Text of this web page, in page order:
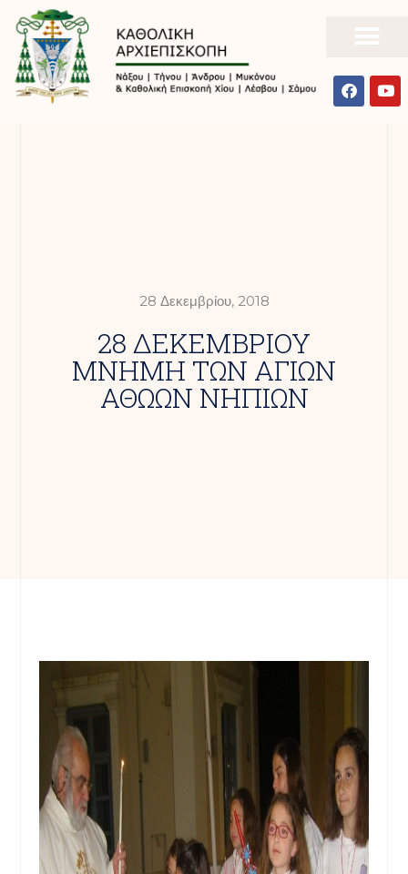
28 Δεκεμβρίου, 2018
28 ΔΕΚΕΜΒΡΙΟΥ
ΜΝΗΜΗ ΤΩΝ ΑΓΙΩΝ
ΑΘΩΩΝ ΝΗΠΙΩΝ